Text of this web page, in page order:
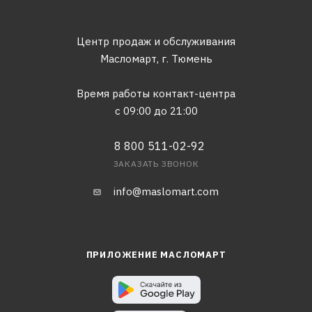
Центр продаж и обслуживания
Масломарт, г. Тюмень
Время работы контакт-центра
с 09:00 до 21:00
8 800 511-02-92
ЗАКАЗАТЬ ЗВОНОК
info@maslomart.com
ПРИЛОЖЕНИЕ МАСЛОМАРТ